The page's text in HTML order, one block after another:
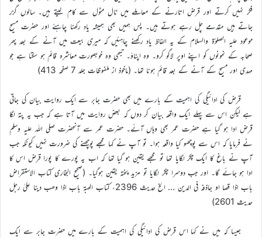
فکر نہیں کرتے اور قرض اتارنے کے معاملے میں ٹال مٹول سے کام لیتے ہیں۔ سالوں گزر
جاتے ہیں مقدمے چل رہے ہوتے ہیں۔ پس ہمیں بھی ہمیشہ یاد رکھنا چاہئے اور حضرت مسیح
موعود علیہ الصلوٰۃ والسلام کے یہ الفاظ یاد رکھنے چاہئیں کہ میری بیعت میں آنے کے بعد پھر
صحابہ کے نمونوں کو اپنے اوپر لاگو کرو۔ وہ اپناؤ۔ تبھی وہ خوبصورت معاشرہ قائم ہو سکتا ہے جو
مہدی اور مسیح کے آنے کے بعد قائم ہونا تھا۔ (ماخوذ از ملفوظات جلد 7 صفحہ 413)
قرض کی ادائیگی کی اہمیت کے بارے میں بھی حضرت جابر سے ایک روایت بیان کی جاتی
ہے لیکن اس سے پہلے ایک واقعہ بیان کر دوں کہ بعض روایت میں آتا ہے کہ جب یہ پتہ لگا
قرض ادا ہو گیا ہے حضرت عمر بھی وہاں آئے۔ حضرت عمر سے آنحضرت صلی اللہ علیہ وسلم
نے فرمایا کہ اس سے پوچھو کیا واقعہ ہوا۔ تو آپ نے کہا مجھے پوچھنے کی ضرورت نہیں کیونکہ جب
آپ نے باغ کا ایک چکر لگایا تھا تو مجھے یقین ہو گیا تھا کہ اب یہ پورے کا پورا قرض اس کا
ادا ہو جائے گا۔ اور جب دوسرا چکر لگایا تو مزید پختہ یقین ہوگیا۔ (صحیح البخاری کتاب الاستقراض
باب اذا قصا او جاذفہ فی الدین … الخ حدیث 2396، کتاب الھبۃ باب اذا وھب دینا علیٰ رجل
حدیث 2601)
جیسا کہ میں نے کہا اس قرض کی ادائیگی کی اہمیت کے بارے میں حضرت جابر سے ایک